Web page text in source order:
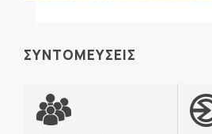
ΣΥΝΤΟΜΕΥΣΕΙΣ